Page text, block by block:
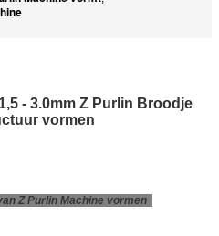
- 3.0mm Z Purlin Broodje
vormen
Z Purlin Machine vormen